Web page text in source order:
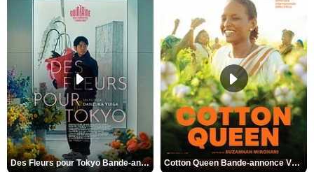
Des Fleurs pour Tokyo Bande-annonce VO STFR Cotton Queen Bande-annonce VO STFR